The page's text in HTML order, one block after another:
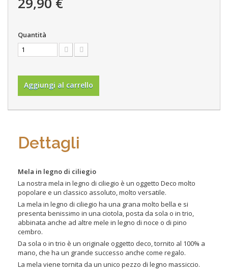
Quantità
Aggiungi al carrello
Dettagli
Mela in legno di ciliegio
La nostra mela in legno di ciliegio è un oggetto Deco molto
popolare e un classico assoluto, molto versatile.
La mela in legno di ciliegio ha una grana molto bella e si
presenta benissimo in una ciotola, posta da sola o in trio,
abbinata anche ad altre mele in legno di noce o di pino
cembro.
Da sola o in trio è un originale oggetto deco, tornito al 100% a
mano, che ha un grande successo anche come regalo.
La mela viene tornita da un unico pezzo di legno massiccio.